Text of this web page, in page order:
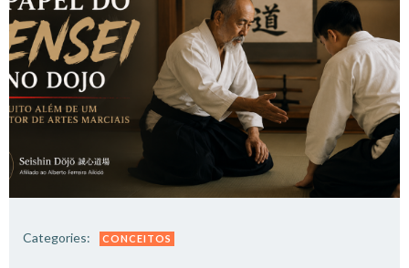
Categories: CONCEITOS